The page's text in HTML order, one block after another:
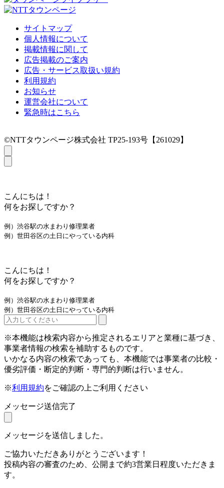
サイトマップ
個人情報について
掲載情報に関して
広告掲載のご案内
広告・サービス取扱い規約
利用規約
お知らせ
運営会社について
緊急時はこちら
©NTTタウンページ株式会社 TP25-193号【261029】
こんにちは！
何をお探しですか？
例）渋谷駅の水まわり修理業者
例）世田谷区の土日にやっている内科
こんにちは！
何をお探しですか？
例）渋谷駅の水まわり修理業者
例）世田谷区の土日にやっている内科
※本機能は検索内容から推定されるエリアと業種に基づき、
事業者情報の検索を補助するものです。
いかなる内容の検索であっても、本機能では事業者の比較・
優劣評価・断定的判断・専門的判断は行いません。
※利用規約をご確認の上ご利用ください
メッセージ送信完了
メッセージを送信しました。
ご協力いただきありがとうございます！
投稿内容の審査のため、公開まで約3営業日程度いただきま
す。